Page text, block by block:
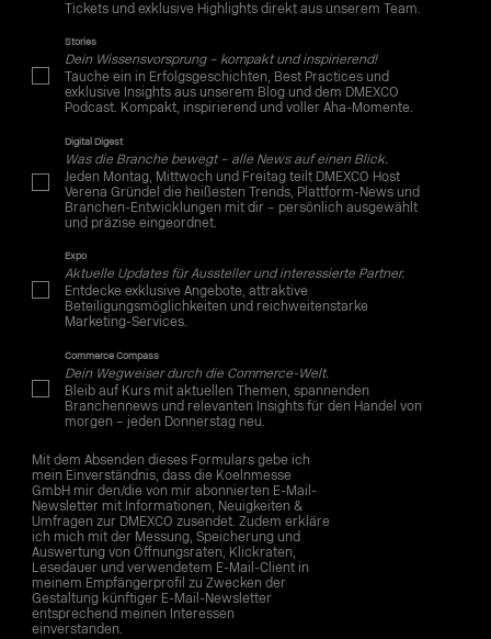
Tickets und exklusive Highlights direkt aus unserem Team.
Stories
Dein Wissensvorsprung – kompakt und inspirierend!
Tauche ein in Erfolgsgeschichten, Best Practices und
exklusive Insights aus unserem Blog und dem DMEXCO
Podcast. Kompakt, inspirierend und voller Aha-Momente.
Digital Digest
Was die Branche bewegt – alle News auf einen Blick.
Jeden Montag, Mittwoch und Freitag teilt DMEXCO Host
Verena Gründel die heißesten Trends, Plattform-News und
Branchen-Entwicklungen mit dir – persönlich ausgewählt
und präzise eingeordnet.
Expo
Aktuelle Updates für Aussteller und interessierte Partner.
Entdecke exklusive Angebote, attraktive
Beteiligungsmöglichkeiten und reichweitenstarke
Marketing-Services.
Commerce Compass
Dein Wegweiser durch die Commerce-Welt.
Bleib auf Kurs mit aktuellen Themen, spannenden
Branchennews und relevanten Insights für den Handel von
morgen – jeden Donnerstag neu.
Mit dem Absenden dieses Formulars gebe ich
mein Einverständnis, dass die Koelnmesse
GmbH mir den/die von mir abonnierten E-Mail-
Newsletter mit Informationen, Neuigkeiten &
Umfragen zur DMEXCO zusendet. Zudem erkläre
ich mich mit der Messung, Speicherung und
Auswertung von Öffnungsraten, Klickraten,
Lesedauer und verwendetem E-Mail-Client in
meinem Empfängerprofil zu Zwecken der
Gestaltung künftiger E-Mail-Newsletter
entsprechend meinen Interessen
einverstanden.